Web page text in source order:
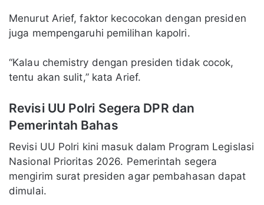
Menurut Arief, faktor kecocokan dengan presiden
juga mempengaruhi pemilihan kapolri.
“Kalau chemistry dengan presiden tidak cocok,
tentu akan sulit,” kata Arief.
Revisi UU Polri Segera DPR dan
Pemerintah Bahas
Revisi UU Polri kini masuk dalam Program Legislasi
Nasional Prioritas 2026. Pemerintah segera
mengirim surat presiden agar pembahasan dapat
dimulai.